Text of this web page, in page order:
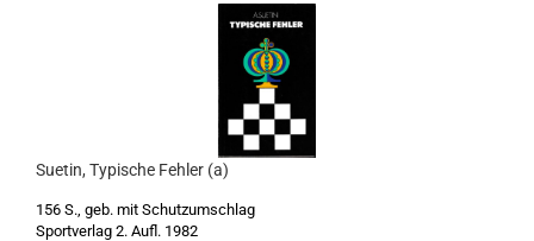
Suetin, Typische Fehler (a)
156 S., geb. mit Schutzumschlag
Sportverlag 2. Aufl. 1982